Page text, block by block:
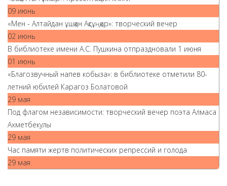
09 июнь
«Мен - Алтайдан ұшқан Ақсұңқар»: творческий вечер
02 июнь
В библиотеке имени А.С. Пушкина отпраздновали 1 июня
01 июнь
«Благозвучный напев кобыза»: в библиотеке отметили 80-
летний юбилей Карагоз Болатовой
29 мая
Под флагом независимости: творческий вечер поэта Алмаса
Ахметбекулы
29 мая
Час памяти жертв политических репрессий и голода
29 мая